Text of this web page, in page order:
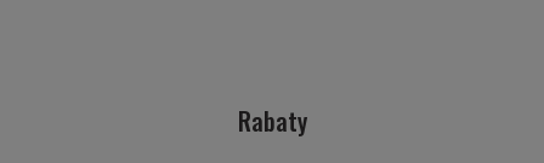
Rabaty